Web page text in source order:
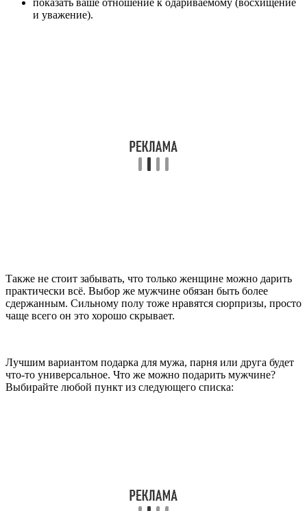
показать ваше отношение к одариваемому (восхищение
и уважение).
Также не стоит забывать, что только женщине можно дарить
практически всё. Выбор же мужчине обязан быть более
сдержанным. Сильному полу тоже нравятся сюрпризы, просто
чаще всего он это хорошо скрывает.
Лучшим вариантом подарка для мужа, парня или друга будет
что-то универсальное. Что же можно подарить мужчине?
Выбирайте любой пункт из следующего списка: